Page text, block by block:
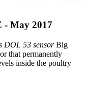
May 2017
DOL 53 sensorBig
that permanently
inside the poultry